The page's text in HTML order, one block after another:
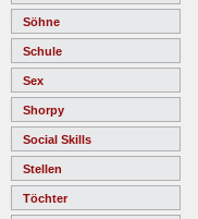
Söhne
Schule
Sex
Shorpy
Social Skills
Stellen
Töchter